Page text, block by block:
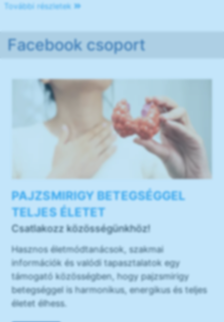
További részletek
Facebook csoport
PAJZSMIRIGY BETEGSÉGGEL
TELJES ÉLETET
Csatlakozz közösségünkhöz!
Hasznos életmódtanácsok, szakmai
információk és valódi tapasztalatok egy
támogató közösségben, hogy pajzsmirigy
betegséggel is harmonikus, energikus és teljes
életet élhess.